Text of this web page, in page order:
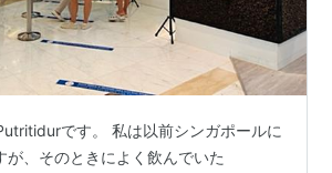
です。 私は以前シンガポールに
が、そのときによく飲んでいた